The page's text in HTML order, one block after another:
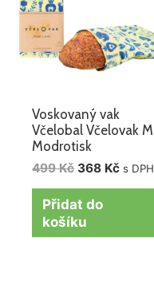
Voskovaný vak
Včelobal Včelovak M
Modrotisk
499Kč 368 Kč s DPH
Přidat do
košíku